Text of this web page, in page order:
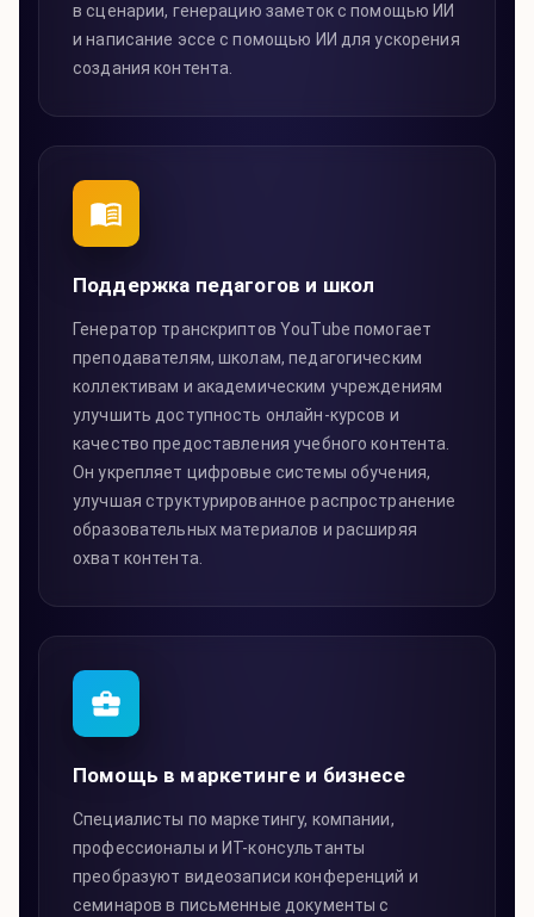
в сценарии, генерацию заметок с помощью ИИ
и написание эссе с помощью ИИ для ускорения
создания контента.
Поддержка педагогов и школ
Генератор транскриптов YouTube помогает
преподавателям, школам, педагогическим
коллективам и академическим учреждениям
улучшить доступность онлайн-курсов и
качество предоставления учебного контента.
Он укрепляет цифровые системы обучения,
улучшая структурированное распространение
образовательных материалов и расширяя
охват контента.
Помощь в маркетинге и бизнесе
Специалисты по маркетингу, компании,
профессионалы и ИТ-консультанты
преобразуют видеозаписи конференций и
семинаров в письменные документы с